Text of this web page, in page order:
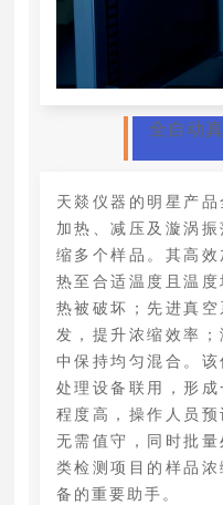
全自动
天燚仪器的明星产
加热、减压及漩涡
缩多个样品。其高
热至合适温度且温
热被破坏；先进真
发，提升浓缩效率
中保持均匀混合。
处理设备联用，形
程度高，操作人员预
无需值守，同时批
类检测项目的样品
备的重要助手。